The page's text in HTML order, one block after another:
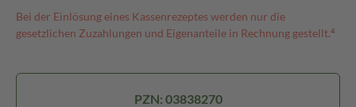
Bei der Einlösung eines Kassenrezeptes werden nur die
gesetzlichen Zuzahlungen und Eigenanteile in Rechnung gestellt.⁴
PZN: 03838270